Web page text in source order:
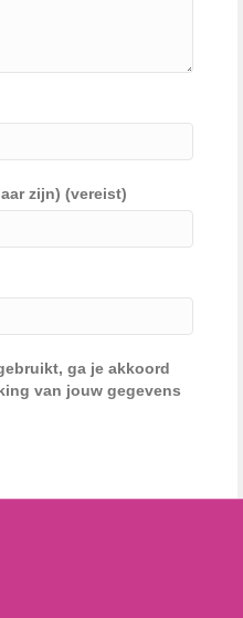
zijn) (vereist)
ga je akkoord
van jouw gegevens